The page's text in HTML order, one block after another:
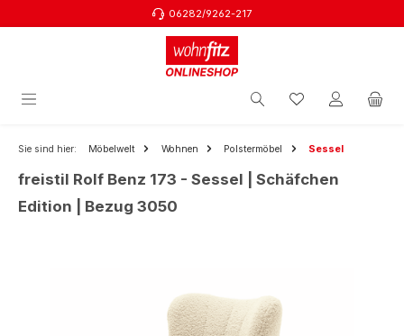
06282/9262-217
Sie sind hier: Möbelwelt Wohnen Polstermöbel Sessel
freistil Rolf Benz 173 - Sessel | Schäfchen
Edition | Bezug 3050